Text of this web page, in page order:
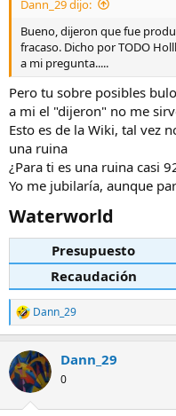
Dann_29 dijo:
Bueno, dijeron que fue
fracaso. Dicho por TODO
a mi pregunta.....
Pero tu sobre posibles
a mi el "dijeron" no me
Esto es de la Wiki, tal vez
una ruina
¿Para ti es una ruina casi
Yo me jubilaría, aunque
Waterworld​
Presupuesto
Recaudación
R
e
c
c
i
Dann_29
Dann_29
0